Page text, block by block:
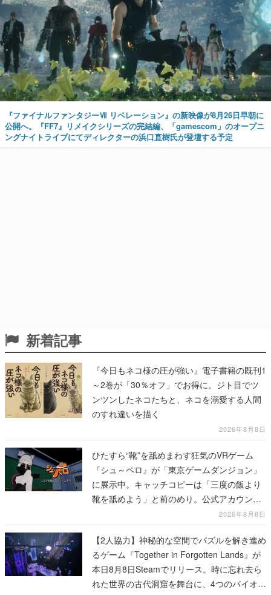
『ファイナルファンタジーⅦ リベレーション』の新映像が8月26日早朝に
公開へ。『FF7』リメイクシリーズの完結編、「gamescom」のオープニ
ングナイトライブにてディレクターの浜口直樹氏が登壇する予定
新着記事
『今日もネコ様の圧が強い』電子書籍の既刊1
～2巻が「30％オフ」でお得に。ジト目でツ
ンツンしたネコたちと、ネコを溺愛する人間
のすれ違いを描く
2026年8月8日
ひたすら“靴”を舐めまわす狂気のVRゲーム
『シュ～ペロ』が「東京ゲームダンジョン」
に展示中。キャッチコピーは「三度の飯より
靴を舐めよう」と前のめり。公式アカウント
も開設され、2026年リリースに向けて開発中
2026年8月8日
【2人協力】神秘的な空間でパズルを解き進め
るゲーム『Together in Forgotten Lands』が
本日8月8日Steamでリリース。時に忘れ去ら
れた世界の古代洞窟を舞台に、4つのバイオー